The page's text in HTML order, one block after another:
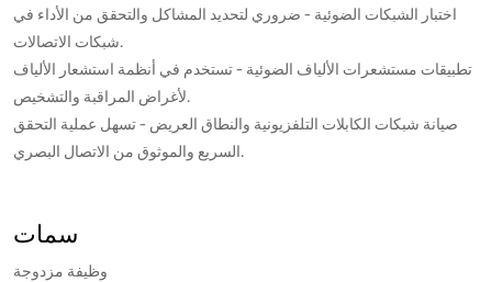
اختبار الشبكات الضوئية - ضروري لتحديد المشاكل والتحقق من الأداء في
شبكات الاتصالات.
تطبيقات مستشعرات الألياف الضوئية - تستخدم في أنظمة استشعار الألياف
لأغراض المراقبة والتشخيص.
صيانة شبكات الكابلات التلفزيونية والنطاق العريض - تسهل عملية التحقق
السريع والموثوق من الاتصال البصري.
سمات
وظيفة مزدوجة